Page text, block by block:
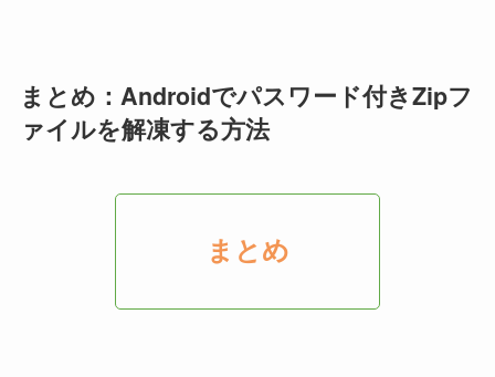
まとめ：Androidでパスワード付きZipフ
ァイルを解凍する方法
まとめ